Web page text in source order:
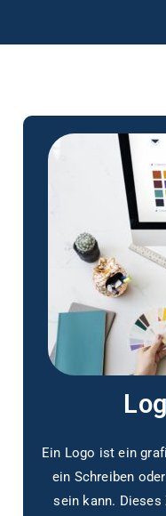
Ein Logo ist ein
ein Schreiben
sein kann. Dieses